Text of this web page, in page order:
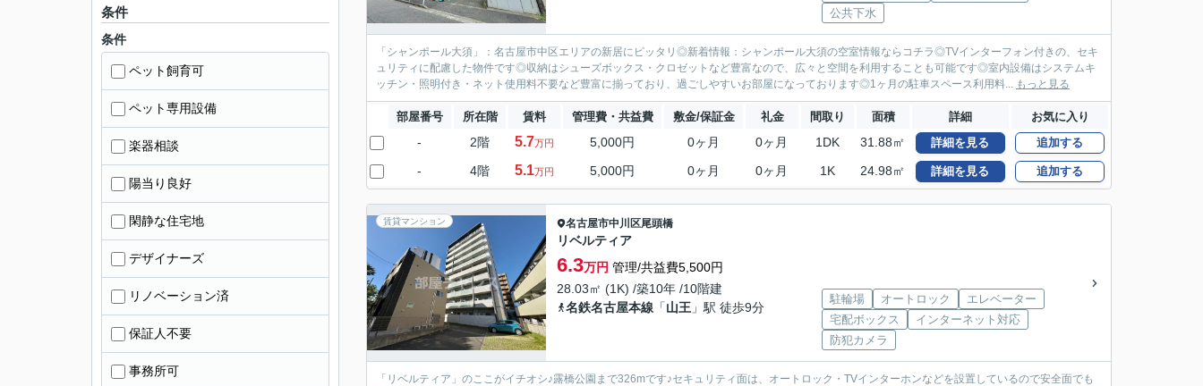
公共下水
「シャンポール大須」：名古屋市中区エリアの新居にピッタリ◎新着情報：シャンポール大須の空室情報ならコチラ◎TVインターフォン付きの、セキ
ュリティに配慮した物件です◎収納はシューズボックス・クロゼットなど豊富なので、広々と空間を利用することも可能です◎室内設備はシステムキ
ッチン・照明付き・ネット使用料不要など豊富に揃っており、過ごしやすいお部屋になっております◎1ヶ月の駐車スペース利用料... もっと見る
部屋番号 所在階 賃料 管理費・共益費 敷金/保証金 礼金 間取り 面積 詳細 お気に入り
- 2階 5.7万円 5,000円 0ヶ月 0ヶ月 1DK 31.88㎡ 詳細を見る 追加する
- 4階 5.1万円 5,000円 0ヶ月 0ヶ月 1K 24.98㎡ 詳細を見る 追加する
賃貸マンション 名古屋市中川区尾頭橋
リベルティア
6.3万円 管理/共益費5,500円
28.03㎡ (1K) /築10年 /10階建
名鉄名古屋本線 「山王 」駅 徒歩9分
駐輪場 オートロック
エレベーター
宅配ボックス
インターネット対応
防犯カメラ
「リベルティア」のここがイチオシ♪露橋公園まで326mです♪セキュリティ面は、オートロック・TVインターホンなどを設置しているので安全面でも
条件
条件
ペット飼育可
ペット専用設備
楽器相談
陽当り良好
閑静な住宅地
デザイナーズ
リノベーション済
保証人不要
事務所可